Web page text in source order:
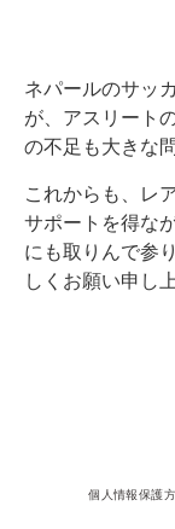
ネパールのサッ
が、アスリート
の不足も大きな
これからも、レ
サポートを得な
にも取りんで参
しくお願い申し
個人情報保護